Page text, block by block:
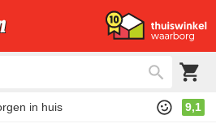
in huis 9,1